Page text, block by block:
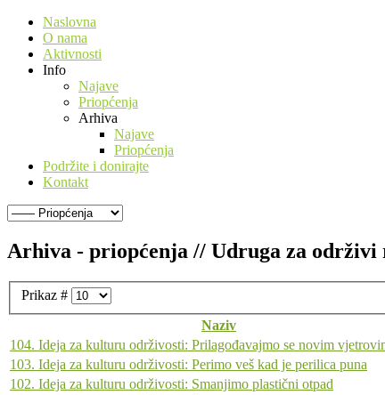
Naslovna
O nama
Aktivnosti
Info
Najave
Priopćenja
Arhiva
Najave
Priopćenja
Podržite i donirajte
Kontakt
Arhiva - priopćenja // Udruga za održivi
Prikaz #
Naziv
104. Ideja za kulturu održivosti: Prilagođavajmo se novim
103. Ideja za kulturu održivosti: Perimo veš kad je perilica puna
102. Ideja za kulturu održivosti: Smanjimo plastični otpad